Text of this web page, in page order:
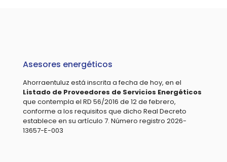
Asesores energéticos
Ahorraentuluz está inscrita a fecha de hoy, en el
Listado de Proveedores de Servicios Energéticos
que contempla el RD 56/2016 de 12 de febrero,
conforme a los requisitos que dicho Real Decreto
establece en su artículo 7. Número registro 2026-
13657-E-003